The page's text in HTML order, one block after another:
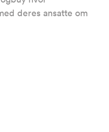
deres ansatte om